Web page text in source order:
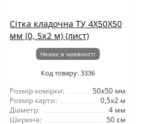
Сітка кладочна ТУ 4X50X50
мм (0, 5x2 м) (лист)
Немає в наявності
Код товару: 3336
Розмір комірки:
50x50 мм
Розмір карти:
0,5x2 м
Діаметр:
4 мм
Ширина:
50 см